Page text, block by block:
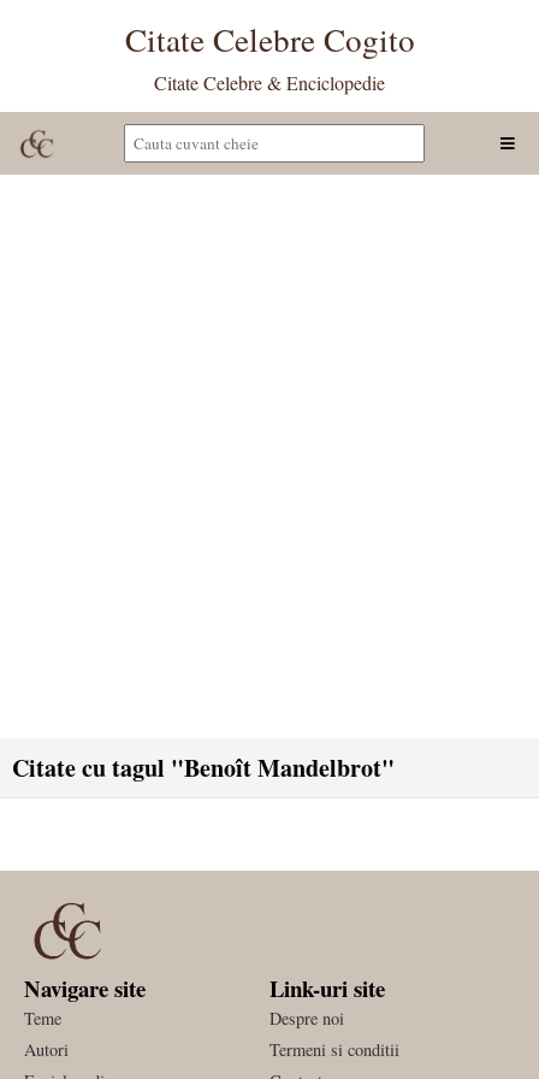
Citate Celebre Cogito
Citate Celebre & Enciclopedie
Citate cu tagul "Benoît Mandelbrot"
Navigare site
Teme
Autori
Link-uri site
Despre noi
Termeni si conditii